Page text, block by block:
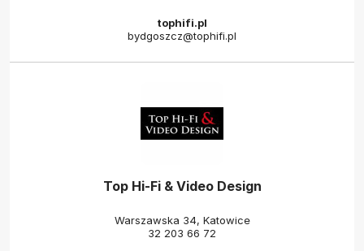
tophifi.pl
bydgoszcz@tophifi.pl
Top Hi-Fi & Video Design
Warszawska 34, Katowice
32 203 66 72